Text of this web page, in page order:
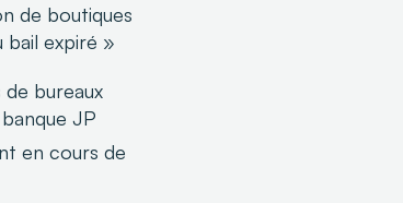
de boutiques
bail expiré »
bureaux
JP
en cours de